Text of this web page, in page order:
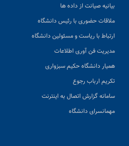
بیانیه صیانت از داده ها
ملاقات حضوری با رئیس دانشگاه
ارتباط با ریاست و مسئولین دانشگاه
مدیریت فن آوری اطلاعات
همیار دانشگاه حکیم سبزواری
تکریم ارباب رجوع
سامانه گزارش اتصال به اینترنت
مهمانسرای دانشگاه